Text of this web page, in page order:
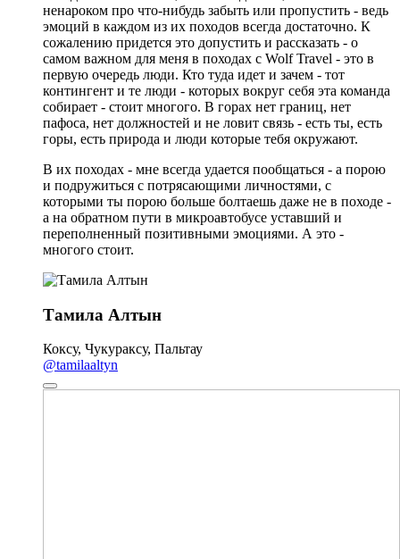
ненароком про что-нибудь забыть или пропустить - ведь
эмоций в каждом из их походов всегда достаточно. К
сожалению придется это допустить и рассказать - о
самом важном для меня в походах с Wolf Travel - это в
первую очередь люди. Кто туда идет и зачем - тот
контингент и те люди - которых вокруг себя эта команда
собирает - стоит многого. В горах нет границ, нет
пафоса, нет должностей и не ловит связь - есть ты, есть
горы, есть природа и люди которые тебя окружают.
В их походах - мне всегда удается пообщаться - а порою
и подружиться с потрясающими личностями, с
которыми ты порою больше болтаешь даже не в походе -
а на обратном пути в микроавтобусе уставший и
переполненный позитивными эмоциями. А это -
многого стоит.
Тамила Алтын
Коксу, Чукураксу, Пальтау
@tamilaaltyn